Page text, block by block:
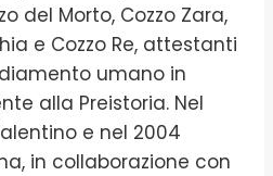
del Morto, Cozzo Zara,
e Cozzo Re, attestanti
umano in
alla Preistoria. Nel
e nel 2004
in collaborazione con